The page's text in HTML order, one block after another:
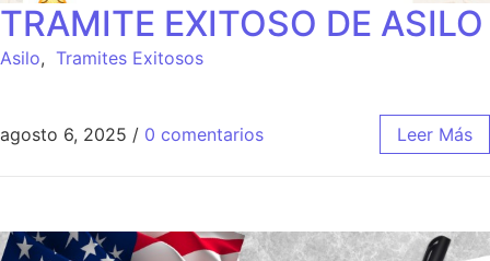
TRAMITE EXITOSO DE ASILO
Asilo, Tramites Exitosos
agosto 6, 2025 / 0 comentarios Leer Más